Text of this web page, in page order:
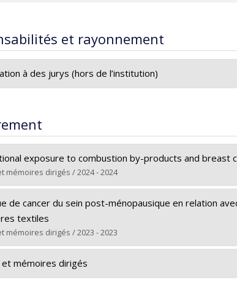
et rayonnement
à des jurys (hors de l’institution)
Épidémiologie
de la thèse :Activité physique et santé mentale chez
de l’étudiant : 3ecycle (PhD)
: Présidente du Jury
: 19 décembre 2016
exposure to combustion by-products and breast
mémoires dirigés / 2024 - 2024
:Paul-Cole, Kahlila
obtenu :M. Sc.
le document dans Papyrus
de cancer du sein post-ménopausique en relation
textiles
mémoires dirigés / 2023 - 2023
:Ka, Maymouna Myriam
mémoires dirigés